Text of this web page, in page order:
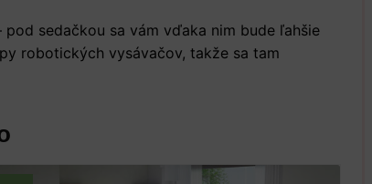
sedačkou sa vám vďaka nim bude ľahšie
robotických vysávačov, takže sa tam